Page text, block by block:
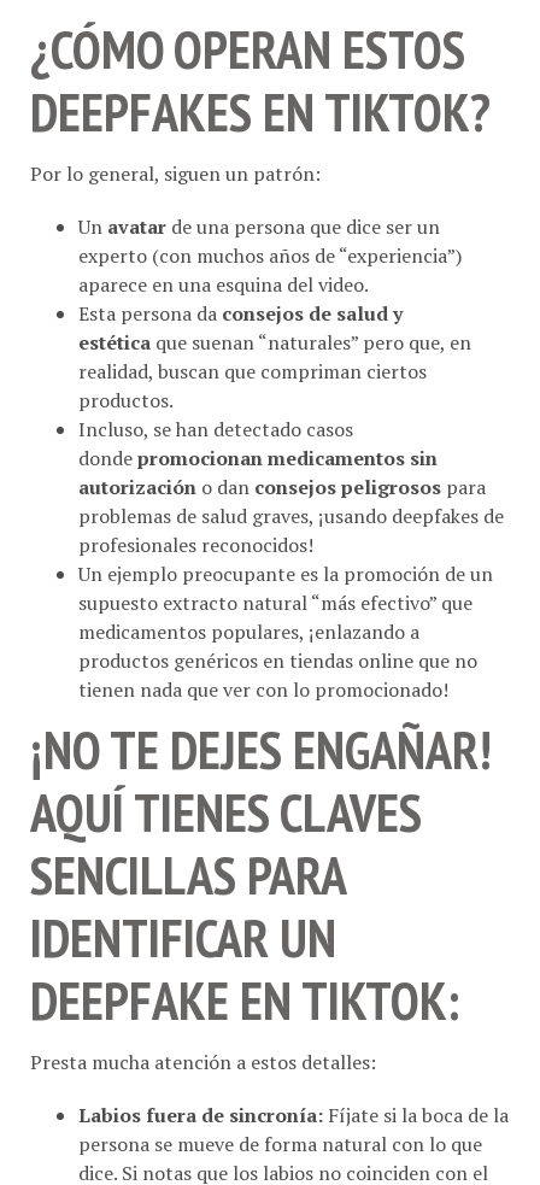
¿CÓMO OPERAN ESTOS
DEEPFAKES EN TIKTOK?
experto (con muchos años de “experiencia”)
aparece en una esquina del video.
Esta persona daconsejos de salud y
estéticaque suenan “naturales” pero que, en
realidad, buscan que compriman ciertos
productos.
Incluso, se han detectado casos
dondepromocionan medicamentos sin
autorizacióno danconsejos peligrosos
problemas de salud graves, ¡usando deepfakes de
profesionales reconocidos!
Un ejemplo preocupante es la promoción de un
supuesto extracto natural “más efectivo” que
medicamentos populares, ¡enlazando a
productos genéricos en tiendas online que no
tienen nada que ver con lo promocionado!
¡NO TE DEJES ENGAÑAR!
AQUÍ TIENES CLAVES
SENCILLAS PARA
IDENTIFICAR UN
DEEPFAKE EN TIKTOK:
persona se mueve de forma natural con lo que
dice. Si notas que los labios no coinciden con el
audio, ¡enciende las alarmas!